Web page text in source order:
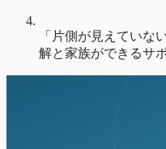
「片側が見えていな
解と家族ができるサ